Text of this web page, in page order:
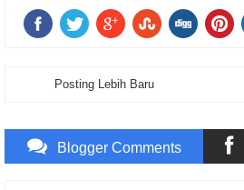
Posting Lebih Baru
Blogger Comments